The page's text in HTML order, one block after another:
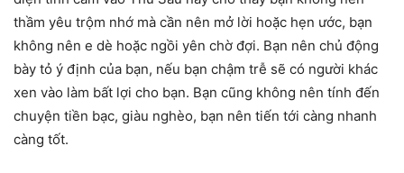
thầm yêu trộm nhớ mà cần nên mở lời hoặc hẹn ước, bạn
không nên e dè hoặc ngồi yên chờ đợi. Bạn nên chủ động
bày tỏ ý định của bạn, nếu bạn chậm trễ sẽ có người khác
xen vào làm bất lợi cho bạn. Bạn cũng không nên tính đến
chuyện tiền bạc, giàu nghèo, bạn nên tiến tới càng nhanh
càng tốt.